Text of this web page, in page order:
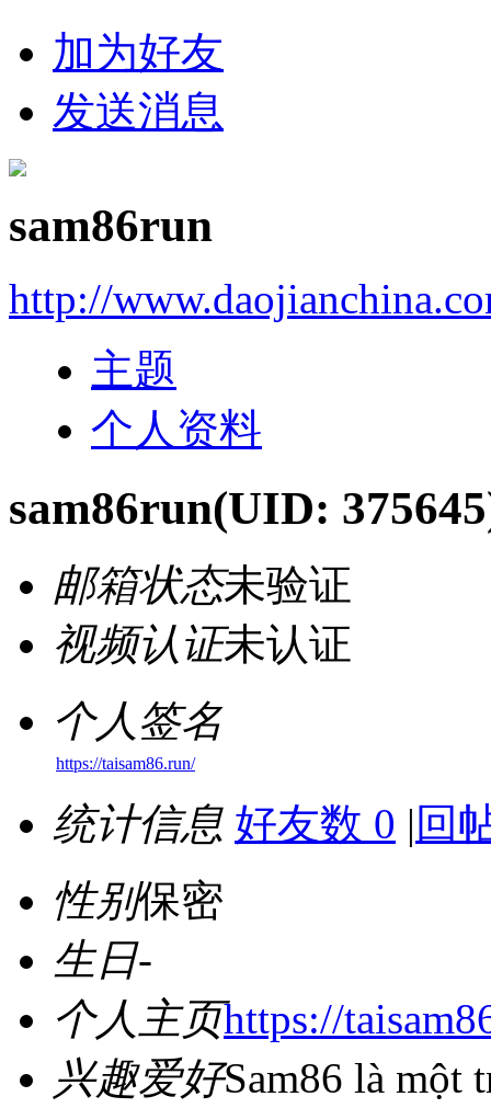
加为好友
发送消息
sam86run
http://
主题
个人资料
sam86run(UID:
邮箱状态未验证
视频认证未认证
个人签名
https://taisam86.run/
统计信息 好友数 0 | 回
性别保密
生日-
个人主页https://
兴趣爱好Sam86 là một